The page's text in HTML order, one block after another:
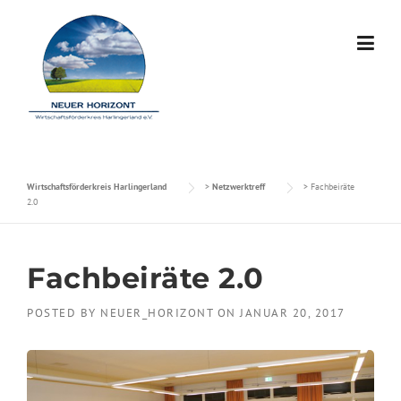
Wirtschaftsförderkreis Harlingerland > Netzwerktreff > Fachbeiräte
2.0
Fachbeiräte 2.0
POSTED BY NEUER_HORIZONT ONJANUAR 20, 2017